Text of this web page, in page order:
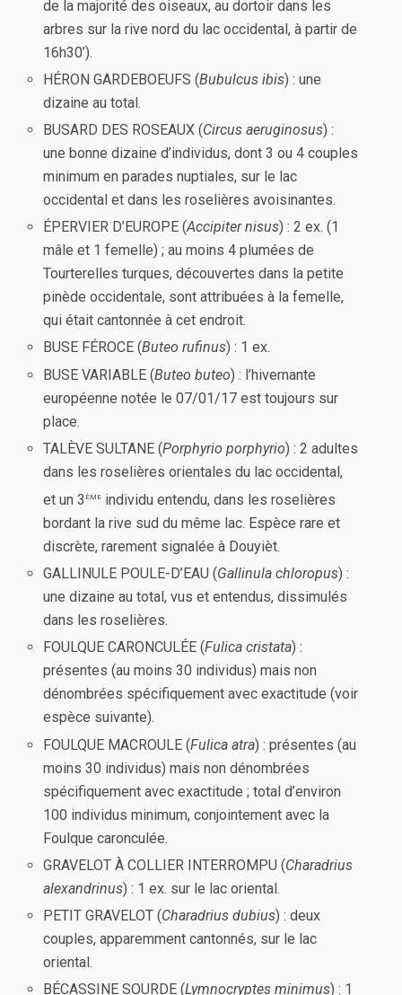
de la majorité des oiseaux, au dortoir dans les
arbres sur la rive nord du lac occidental, à partir de
16h30’).
HÉRON GARDEBOEUFS (Bubulcus ibis) : une
dizaine au total.
BUSARD DES ROSEAUX (Circus aeruginosus) :
une bonne dizaine d’individus, dont 3 ou 4 couples
minimum en parades nuptiales, sur le lac
occidental et dans les roselières avoisinantes.
ÉPERVIER D’EUROPE (Accipiter nisus) : 2 ex. (1
mâle et 1 femelle) ; au moins 4 plumées de
Tourterelles turques, découvertes dans la petite
pinède occidentale, sont attribuées à la femelle,
qui était cantonnée à cet endroit.
BUSE FÉROCE (Buteo rufinus) : 1 ex.
BUSE VARIABLE (Buteo buteo) : l’hivernante
européenne notée le 07/01/17 est toujours sur
place.
TALÈVE SULTANE (Porphyrio porphyrio) : 2 adultes
dans les roselières orientales du lac occidental,
et un 3 ème individu entendu, dans les roselières
bordant la rive sud du même lac. Espèce rare et
discrète, rarement signalée à Douyièt.
GALLINULE POULE-D’EAU (Gallinula chloropus) :
une dizaine au total, vus et entendus, dissimulés
dans les roselières.
FOULQUE CARONCULÉE (Fulica cristata) :
présentes (au moins 30 individus) mais non
dénombrées spécifiquement avec exactitude (voir
espèce suivante).
FOULQUE MACROULE (Fulica atra) : présentes (au
moins 30 individus) mais non dénombrées
spécifiquement avec exactitude ; total d’environ
100 individus minimum, conjointement avec la
Foulque caronculée.
GRAVELOT À COLLIER INTERROMPU (Charadrius
alexandrinus) : 1 ex. sur le lac oriental.
PETIT GRAVELOT (Charadrius dubius) : deux
couples, apparemment cantonnés, sur le lac
oriental.
BÉCASSINE SOURDE (Lymnocryptes minimus) : 1